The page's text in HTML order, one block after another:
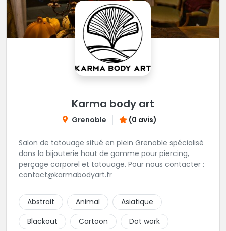
Karma body art
Grenoble (0 avis)
Salon de tatouage situé en plein Grenoble spécialisé
dans la bijouterie haut de gamme pour piercing,
perçage corporel et tatouage. Pour nous contacter :
contact@karmabodyart.fr
Abstrait Animal
Asiatique
Blackout
Cartoon Dot work